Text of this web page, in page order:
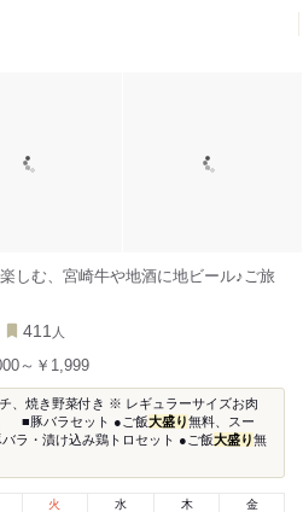
しむ、宮崎牛や地酒に地ビール♪ご旅
411 人
～￥1,999
、焼き野菜付き ※ レギュラーサイズお肉
■豚バラセット ●ご飯大盛り無料、スー
ラ・漬け込み鶏トロセット ●ご飯大盛り無
火 水 木 金